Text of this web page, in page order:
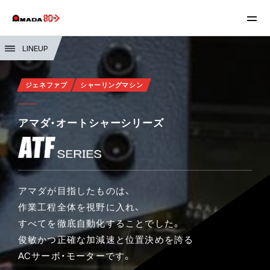
LINEUP
ジェネファブ シャーリングマシン
アマダ・オートシャーシリーズ
アマダが目指したものは、
作業工程全体を視野に入れ、
すべてを徹底自動化することでした。
俊敏かつ正確な加減速と位置決めを誇る
ACサーボ・モーターです。